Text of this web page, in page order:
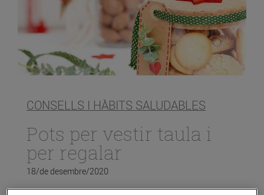
CONSELLS I HÀBITS SALUDABLES
Pots per vestir taula i
per regalar
18/de desembre/2020